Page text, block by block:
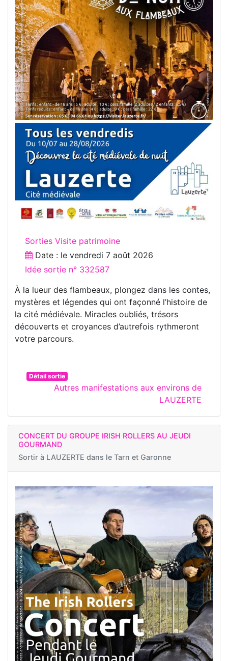
Sorties Visite patrimoine
Date : le vendredi 7 août 2026
Idée sortie n° 332587
À la lueur des flambeaux, plongez dans les contes,
mystères et légendes qui ont façonné l’histoire de
la cité médiévale. Miracles oubliés, trésors
découverts et croyances d’autrefois rythmeront
votre parcours.
Détail sortie
Autres manifestations aux environs de
LAUZERTE
CONCERT DU GROUPE IRISH ROLLERS AU JEUDI
GOURMAND
Sortir à LAUZERTE dans le Tarn et Garonne